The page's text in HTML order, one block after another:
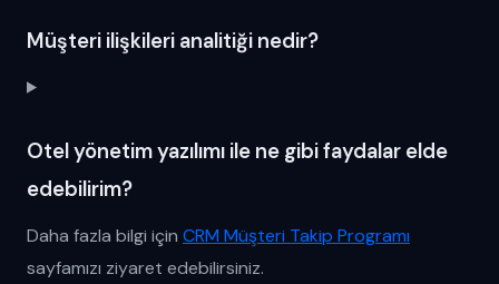
Müşteri ilişkileri analitiği nedir?
Otel yönetim yazılımı ile ne gibi faydalar elde
edebilirim?
Daha fazla bilgi için CRM Müşteri Takip Programı
sayfamızı ziyaret edebilirsiniz.